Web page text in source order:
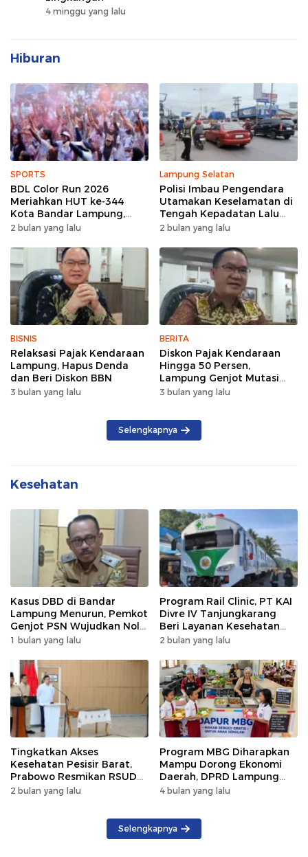
4 minggu yang lalu
Hiburan
SPORTS
BDL Color Run 2026
Meriahkan HUT ke-344
Kota Bandar Lampung,
Wujud Semangat Sehat
2 bulan yang lalu
Lampung Selatan
Polisi Imbau Pengendara
Utamakan Keselamatan di
Tengah Kepadatan Lalu
Lintas Pagi Hari
2 bulan yang lalu
BISNIS
Relaksasi Pajak Kendaraan
Lampung, Hapus Denda
dan Beri Diskon BBN
3 bulan yang lalu
BERITA
Diskon Pajak Kendaraan
Hingga 50 Persen,
Lampung Genjot Mutasi
Kendaraan Luar Daerah
3 bulan yang lalu
Selengkapnya
Kesehatan
Kasus DBD di Bandar
Lampung Menurun, Pemkot
Genjot PSN Wujudkan Nol
Kematian
1 bulan yang lalu
Program Rail Clinic, PT KAI
Divre IV Tanjungkarang
Beri Layanan Kesehatan
Gratis 250 Warga
2 bulan yang lalu
Tingkatkan Akses
Kesehatan Pesisir Barat,
Prabowo Resmikan RSUD
KH Muhammad Thohir
2 bulan yang lalu
Program MBG Diharapkan
Mampu Dorong Ekonomi
Daerah, DPRD Lampung
Tekankan Pemanfaatan
4 bulan yang lalu
Selengkapnya